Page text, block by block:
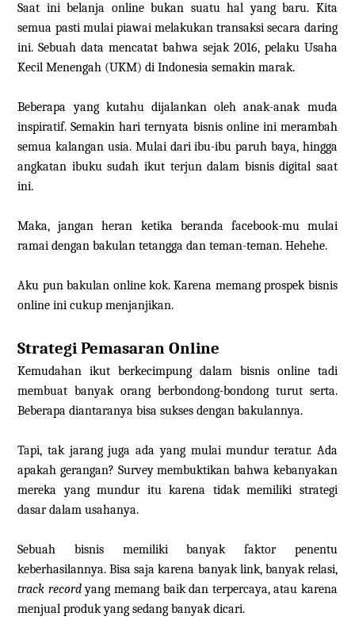
Saat ini belanja online bukan suatu hal yang baru. Kita
semua pasti mulai piawai melakukan transaksi secara daring
ini. Sebuah data mencatat bahwa sejak 2016, pelaku Usaha
Kecil Menengah (UKM) di Indonesia semakin marak.
Beberapa yang kutahu dijalankan oleh anak-anak muda
inspiratif. Semakin hari ternyata bisnis online ini merambah
semua kalangan usia. Mulai dari ibu-ibu paruh baya, hingga
angkatan ibuku sudah ikut terjun dalam bisnis digital saat
ini.
Maka, jangan heran ketika beranda facebook-mu mulai
ramai dengan bakulan tetangga dan teman-teman. Hehehe.
Aku pun bakulan online kok. Karena memang prospek bisnis
online ini cukup menjanjikan.
Strategi Pemasaran Online
Kemudahan ikut berkecimpung dalam bisnis online tadi
membuat banyak orang berbondong-bondong turut serta.
Beberapa diantaranya bisa sukses dengan bakulannya.
Tapi, tak jarang juga ada yang mulai mundur teratur. Ada
apakah gerangan? Survey membuktikan bahwa kebanyakan
mereka yang mundur itu karena tidak memiliki strategi
dasar dalam usahanya.
Sebuah bisnis memiliki banyak faktor penentu
keberhasilannya. Bisa saja karena banyak link, banyak relasi,
track recordyang memang baik dan terpercaya, atau karena
menjual produk yang sedang banyak dicari.